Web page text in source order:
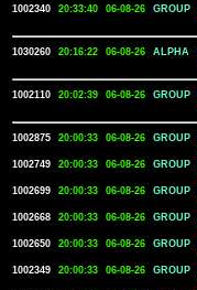
1002340
20:33:40 06-08-26 GROUP
1030260 20:16:22 06-08-26 ALPHA
1002110 20:02:39 06-08-26 GROUP
1002875 20:00:33 06-08-26 GROUP
1002749
20:00:33 06-08-26 GROUP
1002699
20:00:33 06-08-26 GROUP
1002668
20:00:33 06-08-26 GROUP
1002650
20:00:33 06-08-26 GROUP
1002349
20:00:33 06-08-26 GROUP